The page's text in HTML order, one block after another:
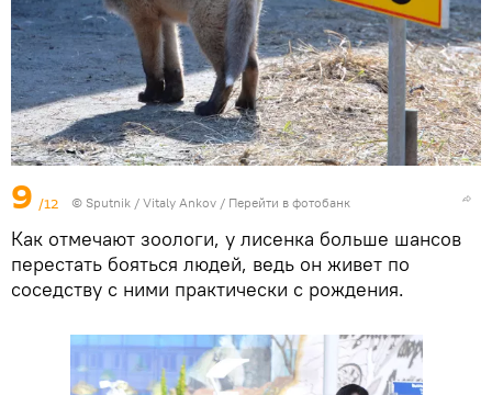
9 /12 © Sputnik / Vitaly Ankov / Перейти в фотобанк
Как отмечают зоологи, у лисенка больше шансов
перестать бояться людей, ведь он живет по
соседству с ними практически с рождения.